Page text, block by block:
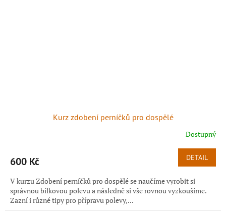
Kurz zdobení perníčků pro dospělé
Dostupný
600 Kč DETAIL
V kurzu Zdobení perníčků pro dospělé se naučíme vyrobit si
správnou bílkovou polevu a následně si vše rovnou vyzkoušíme.
Zazní i různé tipy pro přípravu polevy,...